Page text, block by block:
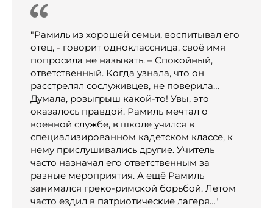
"Рамиль из хорошей семьи, воспитывал его
отец, - говорит одноклассница, своё имя
попросила не называть. – Спокойный,
ответственный. Когда узнала, что он
расстрелял сослуживцев, не поверила…
Думала, розыгрыш какой-то! Увы, это
оказалось правдой. Рамиль мечтал о
военной службе, в школе учился в
специализированном кадетском классе, к
нему прислушивались другие. Учитель
часто назначал его ответственным за
разные мероприятия. А ещё Рамиль
занимался греко-римской борьбой. Летом
часто ездил в патриотические лагеря…"